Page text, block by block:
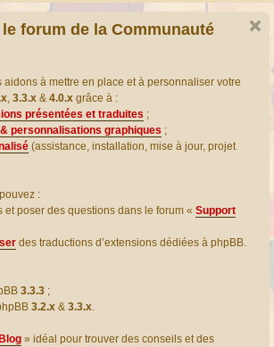
er
forum de la Communauté
aidons à mettre en place et à personnaliser votre
, 3.3.x & 4.0.x grâce à :
présentées et traduites ;
personnalisations graphiques ;
(assistance, installation, mise à jour, projet
:
et poser des questions dans le forum « Support
des traductions d’extensions dédiées à phpBB.
3.3.3 ;
3.2.x & 3.3.x.
» idéal pour trouver des conseils et des